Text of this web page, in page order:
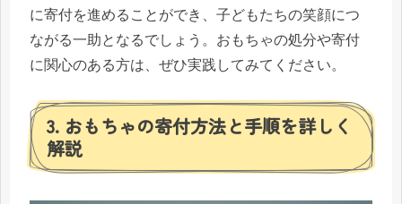
に寄付を進めることができ、子どもたちの笑顔につ
ながる一助となるでしょう。おもちゃの処分や寄付
に関心のある方は、ぜひ実践してみてください。
3. おもちゃの寄付方法と手順を詳しく
解説